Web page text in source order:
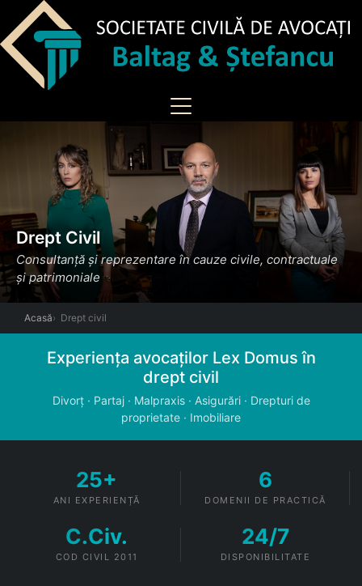
Drept Civil
Consultanță și reprezentare în cauze civile, contractuale
și patrimoniale
Acasă Drept civil
Experiența avocaților Lex Domus în
drept civil
Divorț · Partaj · Malpraxis · Asigurări · Drepturi de
proprietate · Imobiliare
25+
ANI EXPERIENȚĂ
6
DOMENII DE PRACTICĂ
C.Civ.
COD CIVIL 2011
24/7
DISPONIBILITATE